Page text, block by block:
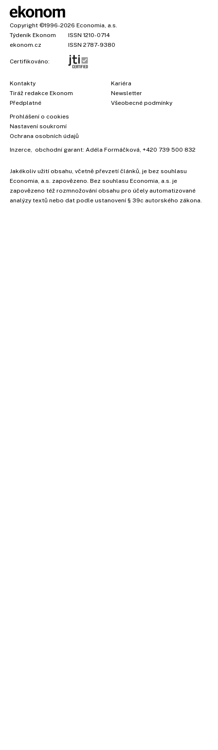
Copyright ©1996-2026 Economia, a.s.
Týdeník Ekonom
ISSN 1210-0714
ekonom.cz
ISSN 2787-9380
Certifikováno:
Kontakty
Tiráž redakce Ekonom
Předplatné
Kariéra
Newsletter
Všeobecné podmínky
Prohlášení o cookies
Nastavení soukromí
Ochrana osobních údajů
Inzerce, obchodní garant: Adéla Formáčková, +420 739 500 832
Jakékoliv užití obsahu, včetně převzetí článků, je bez souhlasu
Economia, a.s. zapovězeno. Bez souhlasu Economia, a.s. je
zapovězeno též rozmnožování obsahu pro účely automatizované
analýzy textů nebo dat podle ustanovení § 39c autorského zákona.